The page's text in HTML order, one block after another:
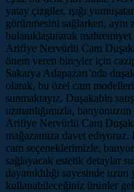
yatay çizgiler, ışığı
görünmesini sağlarken,
bulanıklaştırarak
Arifiye Nervürlü Cam
önem veren bireyler için
Sakarya Adapazarı’nda
olarak, bu özel cam
sunmaktayız. Duşakabin
uzmanlığımızla,
Arifiye Nervürlü Cam
mağazamıza davet ediyoruz.
cam seçeneklerimizle,
sağlayacak estetik detaylar
dayanıklılığı sayesinde
kullanabileceğiniz ürünler